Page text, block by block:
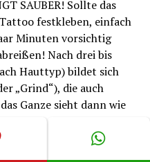
SAUBER! Sollte das
festkleben, einfach
Minuten vorsichtig
Nach drei bis
Hauttyp) bildet sich
„Grind“), die auch
Ganze sieht dann wie
normal ist. Dieser
von selbst ab, bitte auf